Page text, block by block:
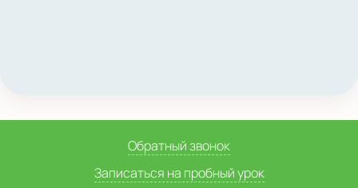
Обратный звонок
Записаться на пробный урок